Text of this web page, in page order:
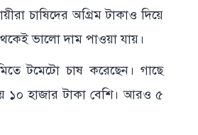
চাষিদের অগ্রিম টাকাও দিয়ে
ভালো দাম পাওয়া যায়।
টমেটো চাষ করেছেন। গাছে
১০ হাজার টাকা বেশি। আরও ৫